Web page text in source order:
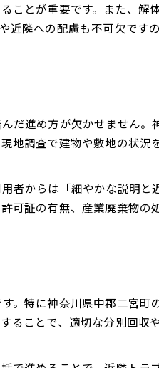
ことが重要です。また、解
近隣への配慮も不可欠です
だ進め方が欠かせません。
地調査で建物や敷地の状況
者からは「細やかな説明と
可証の有無、産業廃棄物の
。特に神奈川県中郡二宮町
ることで、適切な分別回収